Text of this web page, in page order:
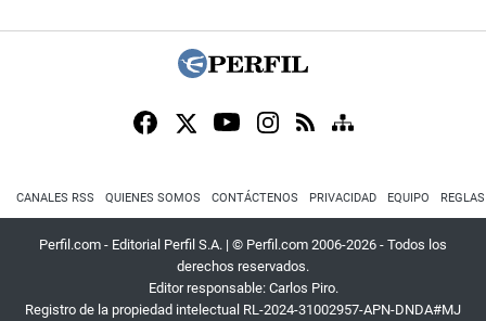
CANALES RSS QUIENES SOMOS CONTÁCTENOS PRIVACIDAD EQUIPO
Perfil.com - Editorial Perfil S.A. | © Perfil.com 2006-2026 - Todos los
derechos reservados.
Editor responsable: Carlos Piro.
Registro de la propiedad intelectual RL-2024-31002957-APN-DNDA#MJ